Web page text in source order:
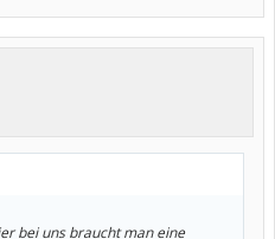
bei uns braucht man eine